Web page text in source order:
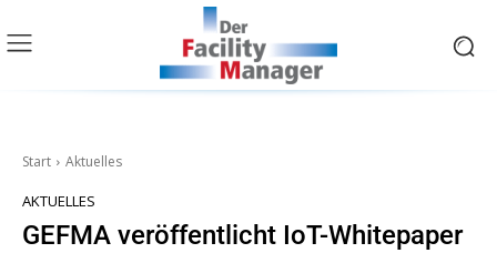
Start Aktuelles
AKTUELLES
GEFMA veröffentlicht IoT-Whitepaper